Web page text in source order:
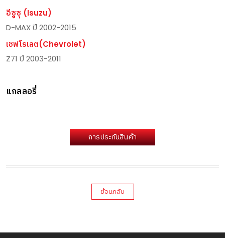
อีซูซุ (Isuzu)
D-MAX ปี 2002-2015
เชฟโรเลต(Chevrolet)
Z71 ปี 2003-2011
แกลลอรี่
การประกันสินค้า
ย้อนกลับ